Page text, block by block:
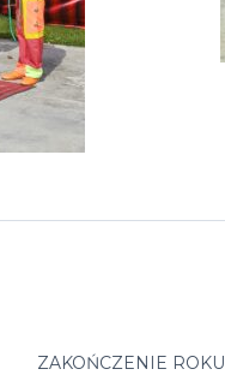
ZAKOŃCZENIE ROKU